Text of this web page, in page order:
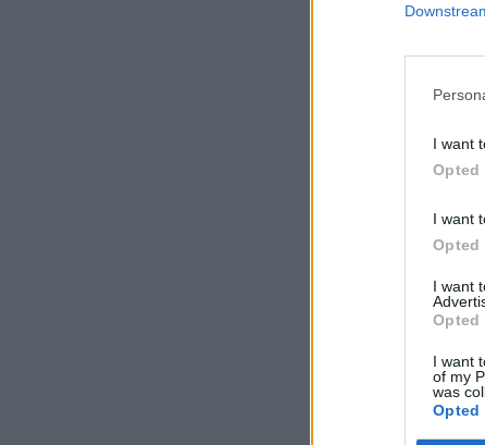
I want
Opted
I want
Opted
I want
Opted
I want
of my
was
Opted